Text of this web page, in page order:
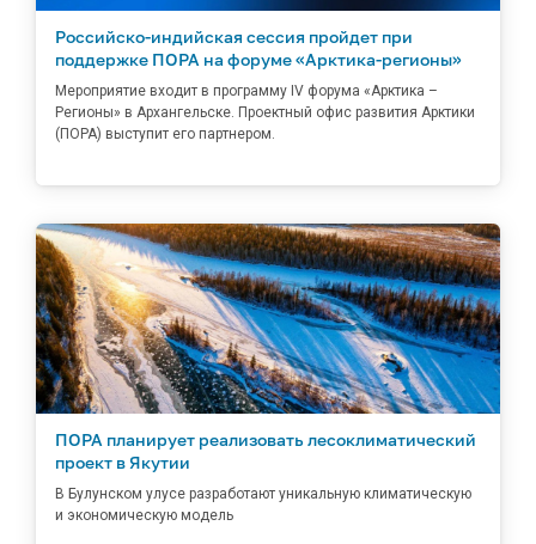
Российско-индийская сессия пройдет при
поддержке ПОРА на форуме «Арктика-регионы»
Мероприятие входит в программу IV форума «Арктика –
Регионы» в Архангельске. Проектный офис развития Арктики
(ПОРА) выступит его партнером.
ПОРА планирует реализовать лесоклиматический
проект в Якутии
В Булунском улусе разработают уникальную климатическую
и экономическую модель